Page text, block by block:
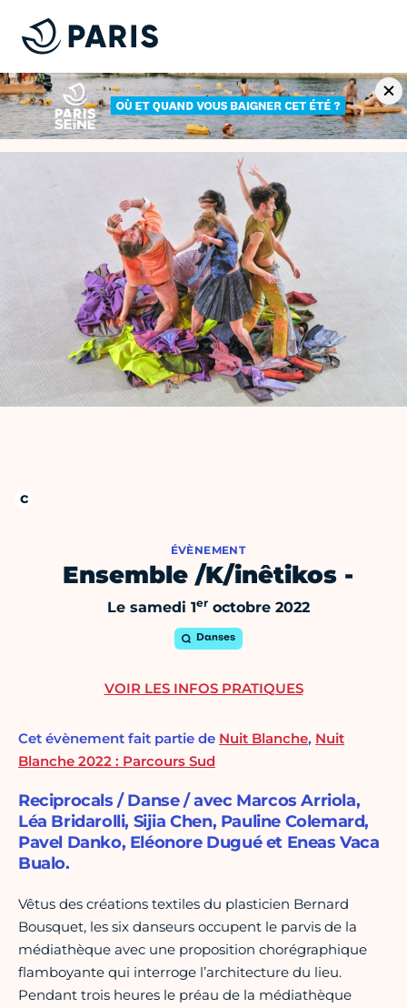
ÉVÈNEMENT
Ensemble /K/inêtikos -
Le samedi 1eroctobre 2022
Danses
Cet évènement fait partie de Nuit Blanche, Nuit
Blanche 2022 : Parcours Sud
Reciprocals / Danse / avec Marcos Arriola,
Léa Bridarolli, Sijia Chen, Pauline Colemard,
Pavel Danko, Eléonore Dugué et Eneas Vaca
Bualo.
Vêtus des créations textiles du plasticien Bernard
Bousquet, les six danseurs occupent le parvis de la
médiathèque avec une proposition chorégraphique
flamboyante qui interroge l’architecture du lieu.
Pendant trois heures le préau de la médiathèque
VOIR LES INFOS PRATIQUES